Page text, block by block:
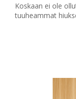
Koskaan ei ole
tuuheammat